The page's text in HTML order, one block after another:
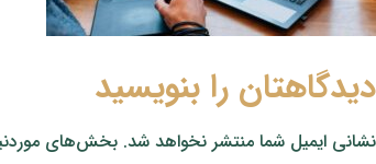
دیدگاهتان را بنویسید
نشانی ایمیل شما منتشر نخواهد شد. بخش‌های